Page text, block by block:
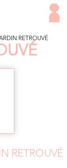
RETROUVÉ
É
RETROUVÉ